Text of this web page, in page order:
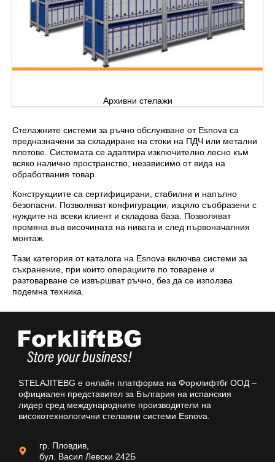
Архивни стелажи
Стелажните системи за ръчно обслужване от Esnova са
предназначени за складиране на стоки на ПДЧ или метални
плотове. Системата се адаптира изключително лесно към
всяко налично пространство, независимо от вида на
обработвания товар.
Конструкциите са сертифицирани, стабилни и напълно
безопасни. Позволяват конфигурации, изцяло съобразени с
нуждите на всеки клиент и складова база. Позволяват
промяна във височината на нивата и след първоначалния
монтаж.
Тази категория от каталога на Esnova включва системи за
съхранение, при които операциите по товарене и
разтоварване се извършват ръчно, без да се използва
подемна техника.
STELAJITEBG е онлайн платформа на Форклифтбг ООД –
официален представител за България на испанския
лидер сред международните производители на
високотехнологични стелажни системи Esnova.
гр. Пловдив,
бул. Васил Левски 242Б